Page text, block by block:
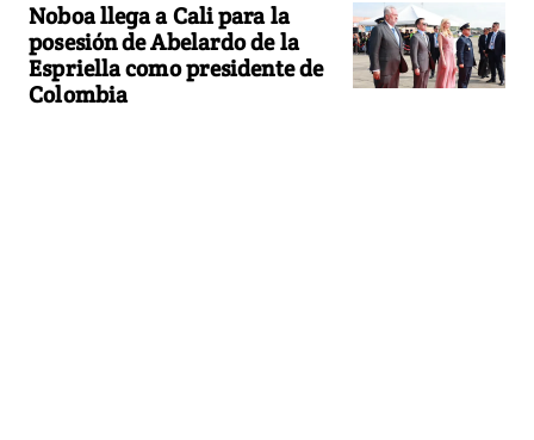
Noboa llega a Cali para la
posesión de Abelardo de la
Espriella como presidente de
Colombia